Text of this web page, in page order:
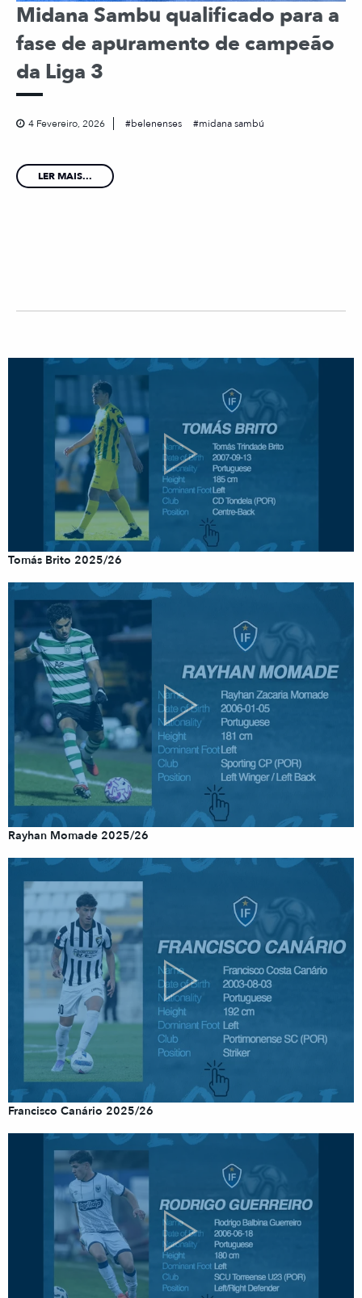
Midana Sambu qualificado para a
fase de apuramento de campeão
da Liga 3
4 Fevereiro, 2026 belenenses midana sambú
LER MAIS...
Tomás Brito 2025/26
Rayhan Momade 2025/26
Francisco Canário 2025/26